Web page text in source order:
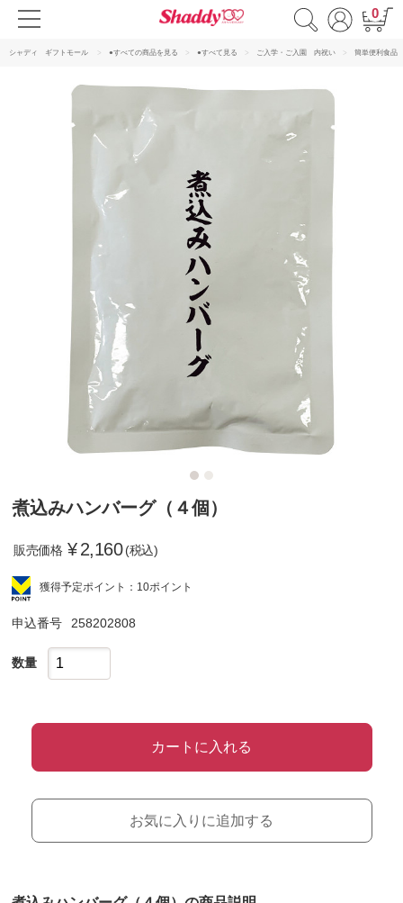
0
シャディ ギフトモール ●すべての商品を見る ●すべて見る ご入学・ご入園 内祝い 簡単便利食品
煮込みハンバーグ（４個）
販売価格 ¥2,160 (税込)
獲得予定ポイント：10ポイント
申込番号 258202808
数量
カートに入れる
お気に入りに追加する